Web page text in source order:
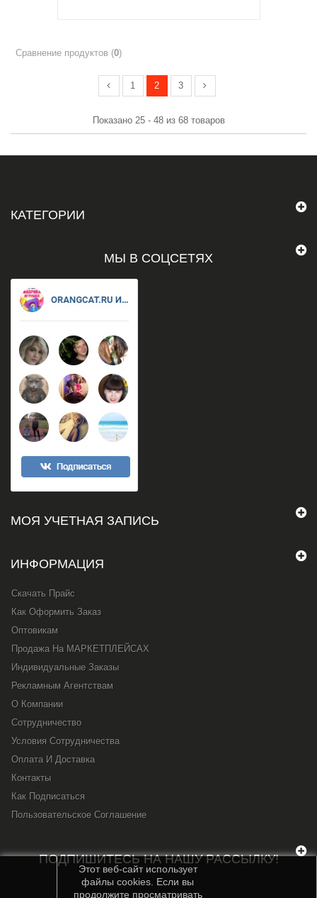
Сравнение продуктов (0)
1 2 3
Показано 25 - 48 из 68 товаров
КАТЕГОРИИ
МЫ В СОЦСЕТЯХ
МОЯ УЧЕТНАЯ ЗАПИСЬ
ИНФОРМАЦИЯ
Скачать Прайс
Как Оформить Заказ
Оптовикам
Продажа На МАРКЕТПЛЕЙСАХ
Индивидуальные Заказы
Рекламным Агентствам
О Компании
Сотрудничество
Условия Сотрудничества
Оплата И Доставка
Контакты
Как Подписаться
Пользовательское Соглашение
ПОДПИШИТЕСЬ НА НАШУ РАССЫЛКУ!
Этот веб-сайт использует
файлы cookies. Если вы
продолжите просматривать